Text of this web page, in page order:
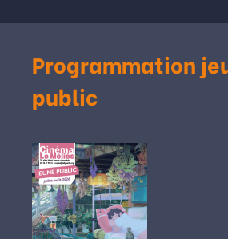
Programmation
public